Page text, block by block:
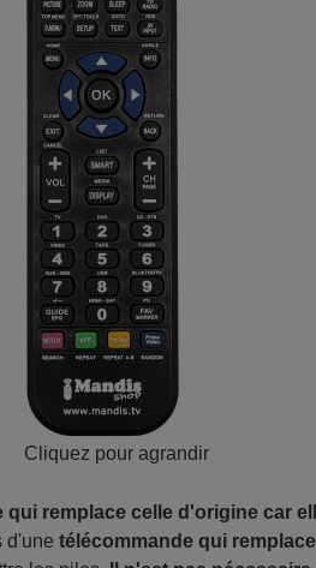
Cliquez pour agrandir
qui remplace celle d'origine car
d'unetélécommande qui